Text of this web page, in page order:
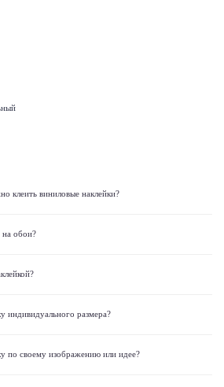
клеить виниловые наклейки?
обои?
индивидуального размера?
по своему изображению или идее?